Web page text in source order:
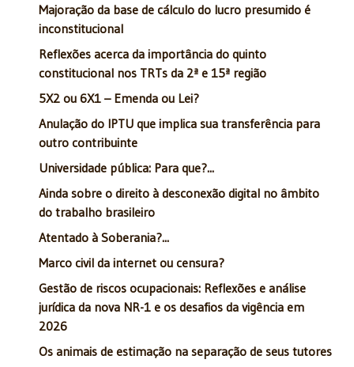
Majoração da base de cálculo do lucro presumido é
inconstitucional
Reflexões acerca da importância do quinto
constitucional nos TRTs da 2ª e 15ª região
5X2 ou 6X1 – Emenda ou Lei?
Anulação do IPTU que implica sua transferência para
outro contribuinte
Universidade pública: Para que?...
Ainda sobre o direito à desconexão digital no âmbito
do trabalho brasileiro
Atentado à Soberania?...
Marco civil da internet ou censura?
Gestão de riscos ocupacionais: Reflexões e análise
jurídica da nova NR-1 e os desafios da vigência em
2026
Os animais de estimação na separação de seus tutores